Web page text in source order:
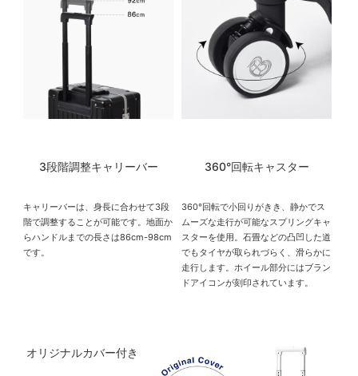
3段階調整キャリーバー
キャリーバーは、身長に合わせて3段
階で調整することが可能です。地面か
らハンドルまでの長さは86cm-98cm
です。
360°回転キャスター
360°回転で小回りがきき、静かでス
ムーズな走行が可能なスプリングキャ
スターを使用。石畳などの凸凹した道
でもタイヤが取られづらく、滑らかに
走行します。ホイール部分にはブラン
ドアイコンが刻印されています。
オリジナルカバー付き